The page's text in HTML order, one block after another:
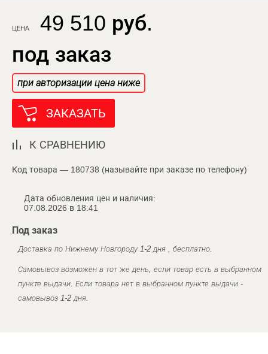
ЦЕНА
49 510 руб.
под заказ
при авторизации цена ниже
ЗАКАЗАТЬ
К СРАВНЕНИЮ
Код товара — 180738 (называйте при заказе по телефону)
Дата обновления цен и наличия:
07.08.2026 в 18:41
Под заказ
Доставка по Нижнему Новгороду 1-2 дня , бесплатно.
Самовывоз возможен в тот же день, если товар есть в выбранном
пункте выдачи. Если товара нет в выбранном пункте выдачи -
самовывоз 1-2 дня.